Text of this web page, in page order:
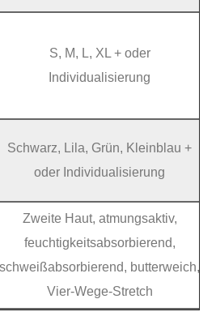
S, M, L, XL + oder
Individualisierung
Schwarz, Lila, Grün, Kleinblau +
oder Individualisierung
Zweite Haut, atmungsaktiv,
feuchtigkeitsabsorbierend,
schweißabsorbierend, butterweich,
Vier-Wege-Stretch